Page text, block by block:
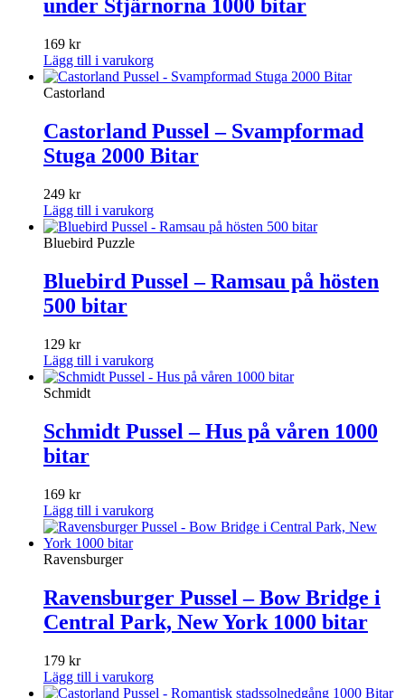
under Stjärnorna 1000 bitar
169 kr
Lägg till i varukorg
Castorland
Castorland Pussel – Svampformad
Stuga 2000 Bitar
249 kr
Lägg till i varukorg
Bluebird Puzzle
Bluebird Pussel – Ramsau på hösten
500 bitar
129 kr
Lägg till i varukorg
Schmidt
Schmidt Pussel – Hus på våren 1000
bitar
169 kr
Lägg till i varukorg
Ravensburger
Ravensburger Pussel – Bow Bridge i
Central Park, New York 1000 bitar
179 kr
Lägg till i varukorg